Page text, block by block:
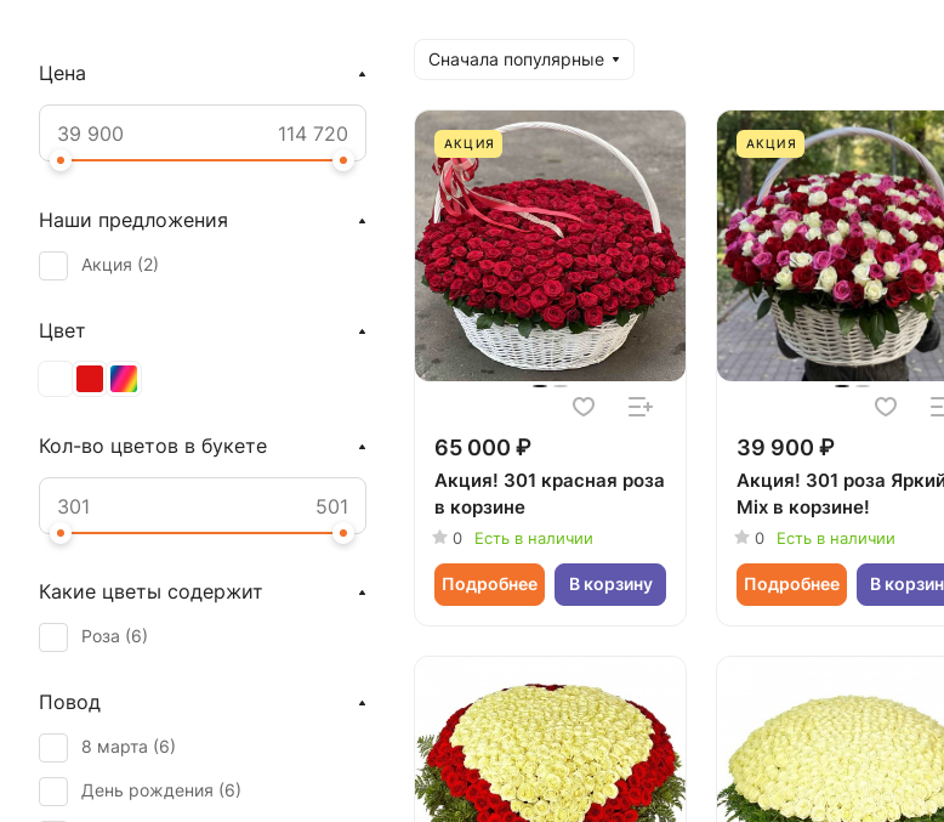
Сначала популярные
АКЦИЯ
65 000 ₽
Акция! 301 красная роза
в корзине
0 Есть в наличии
Подробнее В корзину
АКЦИЯ
39 900 ₽
Акция! 301 роза
Mix в корзине!
0 Есть в наличии
Подробнее В
Цена
Наши предложения
Акция (2)
Цвет
Кол-во цветов в букете
Какие цветы содержит
Роза (6)
Повод
8 марта (6)
День рождения (6)